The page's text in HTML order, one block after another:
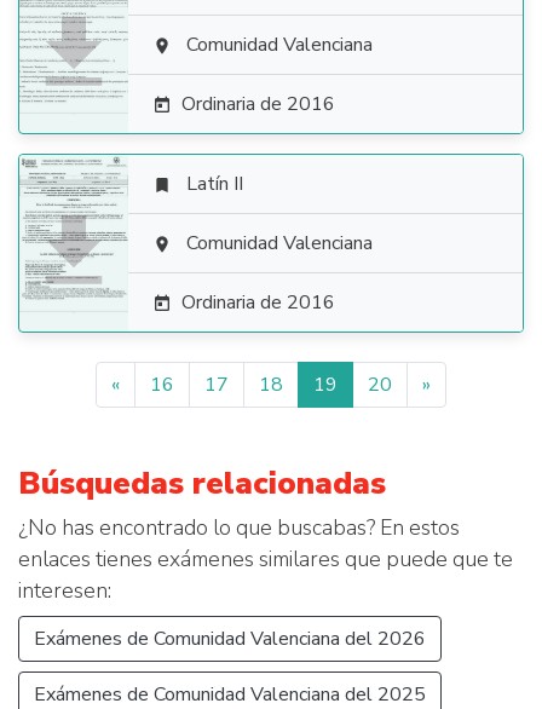
  Comunidad Valenciana
 Ordinaria de 2016

 Latín II
 Comunidad Valenciana
 Ordinaria de 2016
« 16 17 18 19 20 »
Búsquedas relacionadas
¿No has encontrado lo que buscabas? En estos
enlaces tienes exámenes similares que puede que te
interesen:
Exámenes de Comunidad Valenciana del 2026
Exámenes de Comunidad Valenciana del 2025